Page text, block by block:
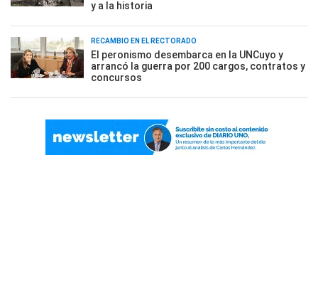
y a la historia
RECAMBIO EN EL RECTORADO
El peronismo desembarca en la UNCuyo y
arrancó la guerra por 200 cargos, contratos y
concursos